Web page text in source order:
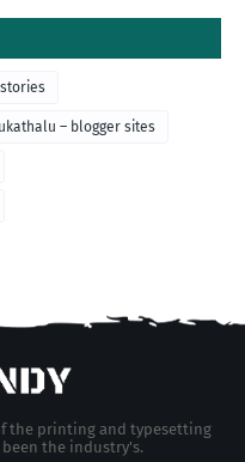
– blogger sites
the printing and typesetting
the industry's.